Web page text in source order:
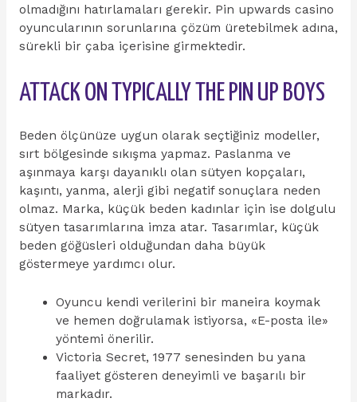
olmadığını hatırlamaları gerekir. Pin upwards casino
oyuncularının sorunlarına çözüm üretebilmek adına,
sürekli bir çaba içerisine girmektedir.
ATTACK ON TYPICALLY THE PIN UP BOYS
Beden ölçünüze uygun olarak seçtiğiniz modeller,
sırt bölgesinde sıkışma yapmaz. Paslanma ve
aşınmaya karşı dayanıklı olan sütyen kopçaları,
kaşıntı, yanma, alerji gibi negatif sonuçlara neden
olmaz. Marka, küçük beden kadınlar için ise dolgulu
sütyen tasarımlarına imza atar. Tasarımlar, küçük
beden göğüsleri olduğundan daha büyük
göstermeye yardımcı olur.
Oyuncu kendi verilerini bir maneira koymak
ve hemen doğrulamak istiyorsa, «E-posta ile»
yöntemi önerilir.
Victoria Secret, 1977 senesinden bu yana
faaliyet gösteren deneyimli ve başarılı bir
markadır.